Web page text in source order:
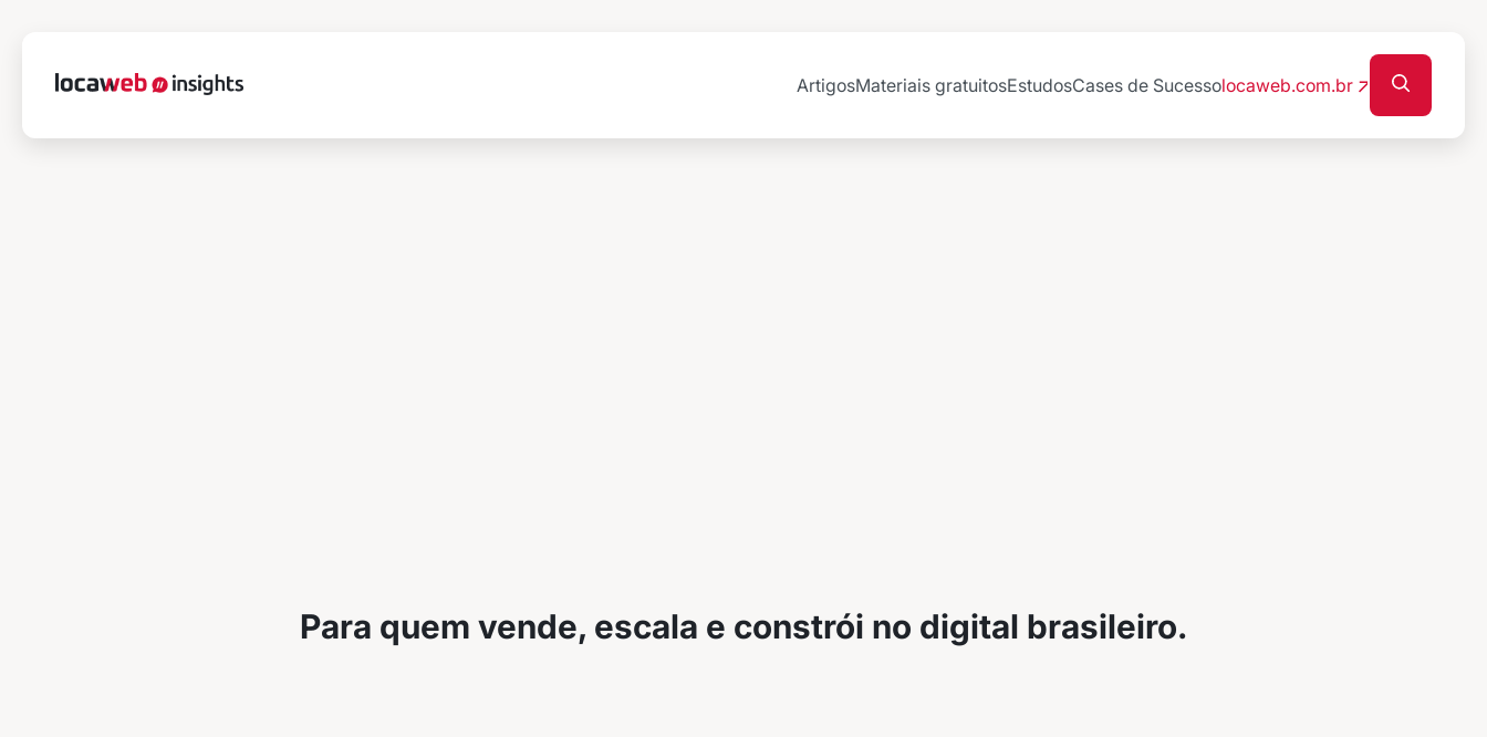
ArtigosMateriais gratuitosEstudosCases de Sucessolocaweb.com.br
Para quem vende, escala e constrói no digital brasileiro.